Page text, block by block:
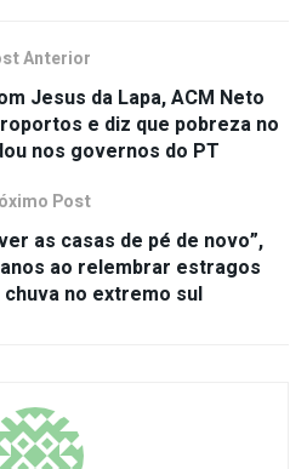
Anterior
Jesus da Lapa, ACM Neto
e diz que pobreza no
nos governos do PT
Post
as casas de pé de novo”,
ao relembrar estragos
no extremo sul